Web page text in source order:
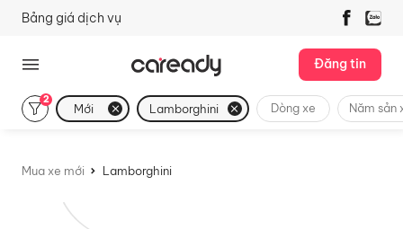
Bảng giá dịch vụ
Đăng tin
2
Mới Lamborghini Dòng xe Năm sản
Mua xe mới Lamborghini